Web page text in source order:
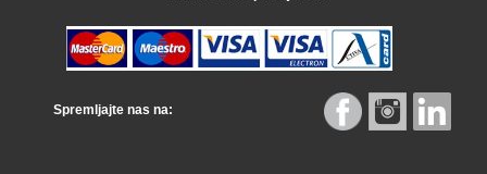
Spremljajte nas na: